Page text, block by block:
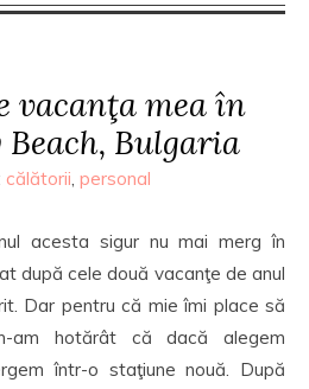
vacanţa mea în
Beach, Bulgaria
călătorii, personal
acesta sigur nu mai merg în
după cele două vacanţe de anul
Dar pentru că mie îmi place să
am hotărât că dacă alegem
într-o staţiune nouă. După